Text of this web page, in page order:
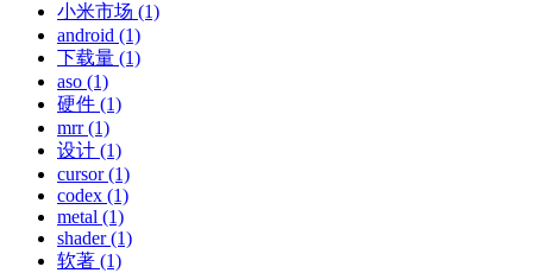
小米市场 (1)
android (1)
下载量 (1)
aso (1)
硬件 (1)
mrr (1)
设计 (1)
cursor (1)
codex (1)
metal (1)
shader (1)
软著 (1)